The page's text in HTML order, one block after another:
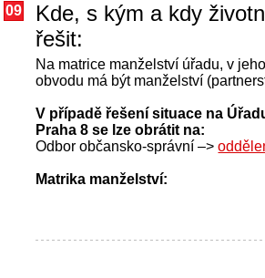
09
Kde, s kým a kdy
řešit:
Na matrice manželství úřadu, v
obvodu má být manželství
V případě řešení situace na
Praha 8 se lze obrátit na:
Odbor občansko-správní –>
Matrika manželství: